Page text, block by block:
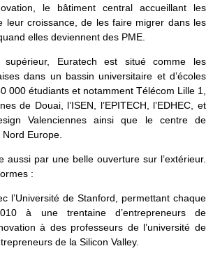
le bâtiment central accueillant les
leur croissance, de les faire migrer dans les
elles deviennent des PME.
supérieur, Euratech est situé comme les
dans un bassin universitaire et d’écoles
000 étudiants et notamment Télécom Lille 1,
de Douai, l’ISEN, l’EPITECH, l’EDHEC, et
Valenciennes ainsi que le centre de
Nord Europe.
aussi par une belle ouverture sur l’extérieur.
:
l’Université de Stanford, permettant chaque
à une trentaine d’entrepreneurs de
à des professeurs de l’université de
de la Silicon Valley.